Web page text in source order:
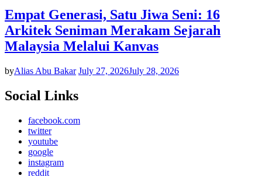
Empat Generasi, Satu Jiwa Seni: 16
Arkitek Seniman Merakam Sejarah
Malaysia Melalui Kanvas
byAlias Abu Bakar July 27, 2026July 28, 2026
Social Links
facebook.com
twitter
youtube
google
instagram
reddit